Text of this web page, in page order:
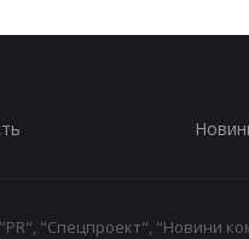
"Спецпроект", "Новини